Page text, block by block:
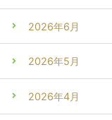
2026年6月
2026年5月
2026年4月